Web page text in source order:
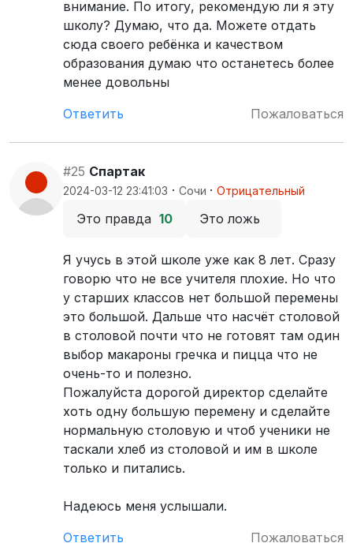
внимание. По итогу, рекомендую ли я эту
школу? Думаю, что да. Можете отдать
сюда своего ребёнка и качеством
образования думаю что останетесь более
менее довольны
Ответить
Пожаловаться
#25 Спартак
2024-03-12 23:41:03 · Сочи · Отрицательный
Это правда 10 Это ложь
Я учусь в этой школе уже как 8 лет. Сразу
говорю что не все учителя плохие. Но что
у старших классов нет большой перемены
это большой. Дальше что насчёт столовой
в столовой почти что не готовят там один
выбор макароны гречка и пицца что не
очень-то и полезно.
Пожалуйста дорогой директор сделайте
хоть одну большую перемену и сделайте
нормальную столовую и чтоб ученики не
таскали хлеб из столовой и им в школе
только и питались.
Надеюсь меня услышали.
Ответить
Пожаловаться